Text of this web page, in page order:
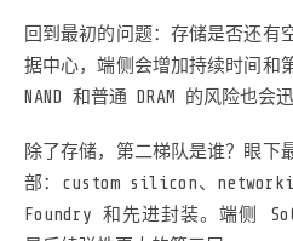
回到最初的问题：存储是否还有
据中心，端侧会增加持续时间和
NAND 和普通 DRAM 的风险也会
除了存储，第二梯队是谁？眼下
部：custom silicon、
Foundry 和先进封装。端侧